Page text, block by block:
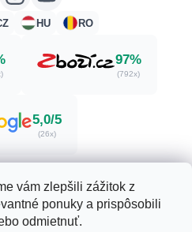
vám zlepšili zážitok z
ponuky a prispôsobili
odmietnuť.
HU RO
97%
(792x)
5,0/5
(26x)
Shoptet